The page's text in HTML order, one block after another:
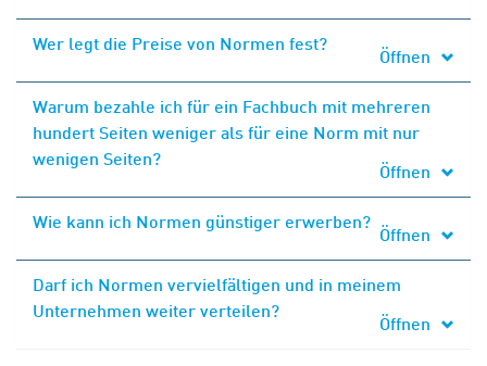
Wer legt die Preise von Normen fest?
Öffnen
Warum bezahle ich für ein Fachbuch mit mehreren
hundert Seiten weniger als für eine Norm mit nur
wenigen Seiten?
Öffnen
Wie kann ich Normen günstiger erwerben?
Öffnen
Darf ich Normen vervielfältigen und in meinem
Unternehmen weiter verteilen?
Öffnen